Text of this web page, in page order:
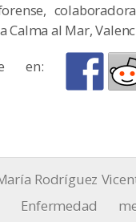
Calma al Mar,
en:
Rodríguez
Enfermedad